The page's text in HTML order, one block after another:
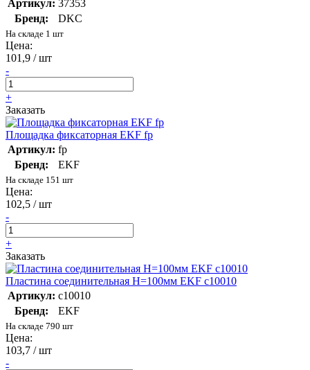
Артикул: 37353
Бренд:
DKC
На складе 1 шт
Цена:
101,9 / шт
-
+
Заказать
Площадка фиксаторная EKF fp
Артикул: fp
Бренд:
EKF
На складе 151 шт
Цена:
102,5 / шт
-
+
Заказать
Пластина соединительная H=100мм EKF c10010
Артикул: c10010
Бренд:
EKF
На складе 790 шт
Цена:
103,7 / шт
-